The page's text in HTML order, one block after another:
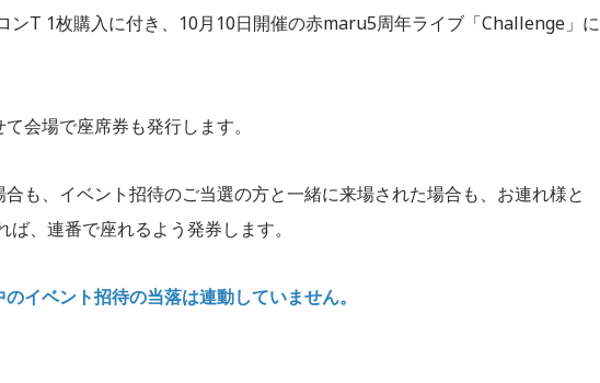
ンT 1枚購入に付き、10月10日開催の赤maru5周年ライブ「Challenge」に
会場で座席券も発行します。
も、イベント招待のご当選の方と一緒に来場された場合も、お連れ様と
、連番で座れるよう発券します。
イベント招待の当落は連動していません。